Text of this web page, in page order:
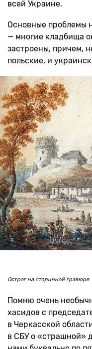
всей Украине.
Основные проблемы
— многие кладбища
застроены, причем,
польские, и
Острог на старинной гравюре
Помню очень
хасидов с
в Черкасской
в СБУ о «страшной»